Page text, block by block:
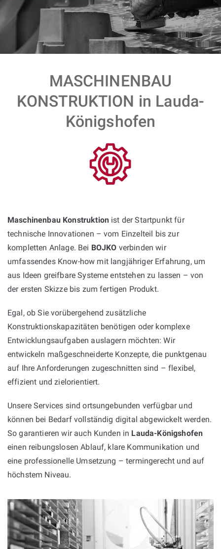
MASCHINENBAU
KONSTRUKTION in Lauda-
Königshofen
Maschinenbau Konstruktion ist der Startpunkt für
technische Innovationen – vom Einzelteil bis zur
kompletten Anlage. Bei BOJKO verbinden wir
umfassendes Know-how mit langjähriger Erfahrung, um
aus Ideen greifbare Systeme entstehen zu lassen – von
der ersten Skizze bis zum fertigen Produkt.
Egal, ob Sie vorübergehend zusätzliche
Konstruktionskapazitäten benötigen oder komplexe
Entwicklungsaufgaben auslagern möchten: Wir
entwickeln maßgeschneiderte Konzepte, die punktgenau
auf Ihre Anforderungen zugeschnitten sind – flexibel,
effizient und zielorientiert.
Unsere Services sind ortsungebunden verfügbar und
können bei Bedarf vollständig digital abgewickelt werden.
So garantieren wir auch Kunden in Lauda-Königshofen
einen reibungslosen Ablauf, klare Kommunikation und
eine professionelle Umsetzung – termingerecht und auf
höchstem Niveau.